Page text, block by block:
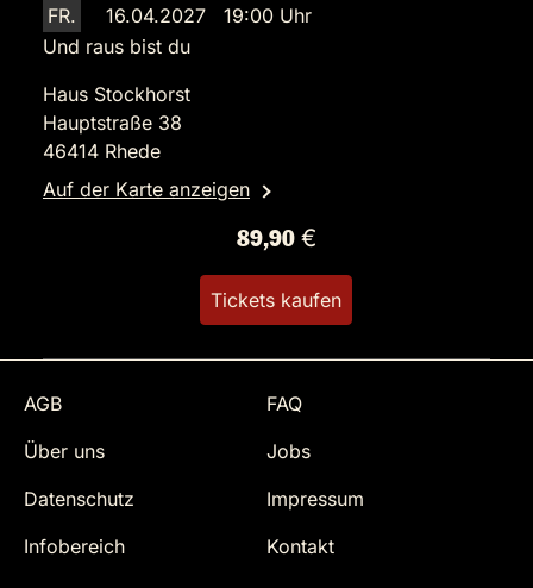
FR.
16.04.2027 19:00 Uhr
Und raus bist du
Haus Stockhorst
Hauptstraße 38
46414 Rhede
Auf der Karte anzeigen
89,90 €
Tickets kaufen
AGB
FAQ
Über uns
Jobs
Datenschutz
Impressum
Infobereich
Kontakt